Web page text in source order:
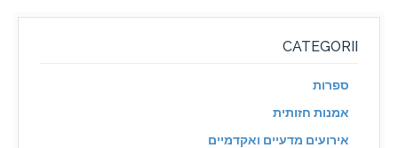
CATEGORII
ספרות
אמנות חזותית
אירועים מדעיים ואקדמיים